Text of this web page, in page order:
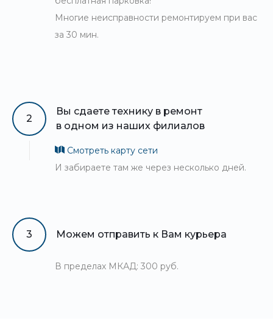
Многие неисправности ремонтируем при вас
за 30 мин.
2
Вы сдаете технику в ремонт
в одном из наших филиалов
Смотреть карту сети
И забираете там же через несколько дней.
3 Можем отправить к Вам курьера
В пределах МКАД: 300 руб.